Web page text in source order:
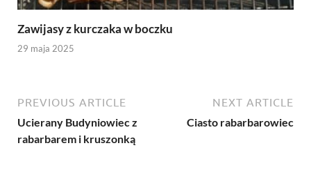
Zawijasy z kurczaka w boczku
29 maja 2025
PREVIOUS ARTICLE
Ucierany Budyniowiec z
rabarbarem i kruszonką
NEXT ARTICLE
Ciasto rabarbarowiec